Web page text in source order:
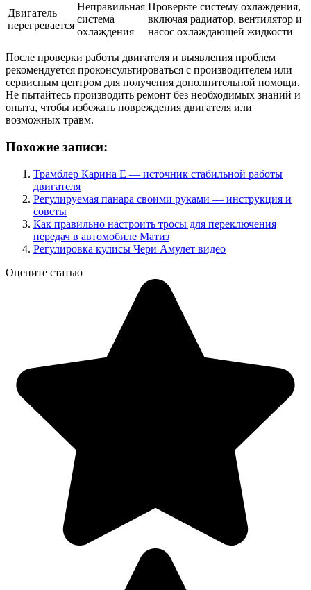
Двигатель
перегревается
Неправильная
система
охлаждения
Проверьте систему охлаждения,
включая радиатор, вентилятор и
насос охлаждающей жидкости
После проверки работы двигателя и выявления проблем
рекомендуется проконсультироваться с производителем или
сервисным центром для получения дополнительной помощи.
Не пытайтесь производить ремонт без необходимых знаний и
опыта, чтобы избежать повреждения двигателя или
возможных травм.
Похожие записи:
Трамблер Карина Е — источник стабильной работы
двигателя
Регулируемая панара своими руками — инструкция и
советы
Как правильно настроить тросы для переключения
передач в автомобиле Матиз
Регулировка кулисы Чери Амулет видео
Оцените статью